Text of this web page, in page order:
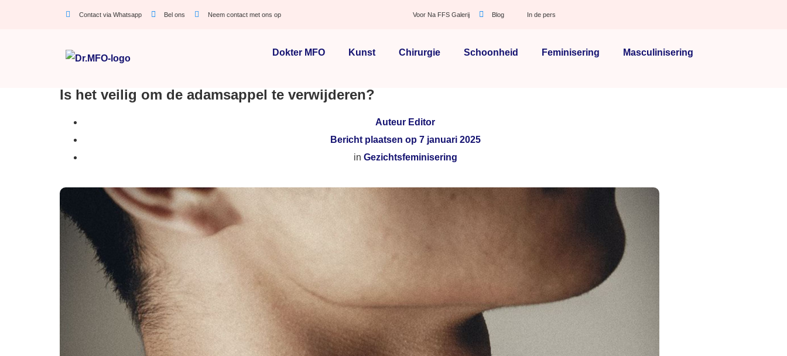
Contact via Whatsapp Bel ons Neem contact met ons op Voor Na FFS Galerij Blog In de pers
Dokter MFO Kunst Chirurgie Schoonheid Feminisering Masculinisering
Is het veilig om de adamsappel te verwijderen?
Auteur Editor
Bericht plaatsen op 7 januari 2025
in Gezichtsfeminisering